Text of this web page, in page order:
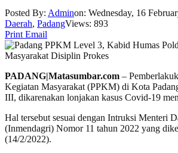
Posted By: Adminon: Wednesday, 16
Daerah, PadangViews: 893
Print Email
PADANG|Matasumbar.com –
Kegiatan Masyarakat (PPKM) di Kota
III, dikarenakan lonjakan kasus Covid-19
Hal tersebut sesuai dengan Intruksi Menteri
(Inmendagri) Nomor 11 tahun 2022 yang
(14/2/2022).